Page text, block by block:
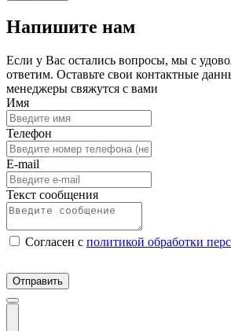
Напишите нам
Если у Вас остались вопросы, мы с
ответим. Оставьте свои контактные
менеджеры свяжутся с вами
Имя
Телефон
E-mail
Текст сообщения
Согласен c политикой обработки
Отправить